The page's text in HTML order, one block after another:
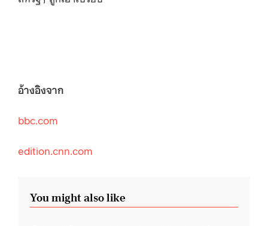
อ้างอิงจาก
bbc.com
edition.cnn.com
You might also like